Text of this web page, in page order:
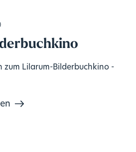
zum Lilarum-Bilderbuchkino -